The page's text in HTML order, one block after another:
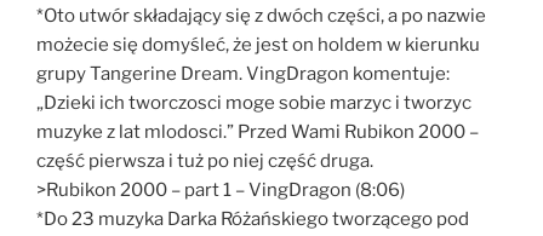
*Oto utwór składający się z dwóch części, a po nazwie
możecie się domyśleć, że jest on holdem w kierunku
grupy Tangerine Dream. VingDragon komentuje:
„Dzieki ich tworczosci moge sobie marzyc i tworzyc
muzyke z lat mlodosci.” Przed Wami Rubikon 2000 –
część pierwsza i tuż po niej część druga.
>Rubikon 2000 – part 1 – VingDragon (8:06)
*Do 23 muzyka Darka Różańskiego tworzącego pod